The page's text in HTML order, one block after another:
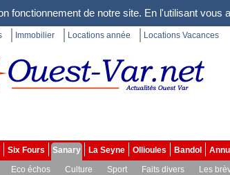
fonctionnement de notre site. En l'utilisant vous
Immobilier Locations année Locations Vacances
Six Fours Sanary La Seyne Ollioules Bandol
Eco échos Culture Sport Faits divers Les